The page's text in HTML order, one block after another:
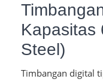
Kapasitas
Steel)
Timbangan digital